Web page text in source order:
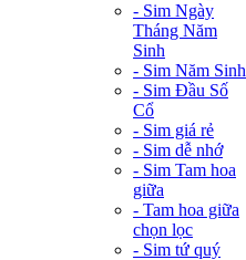
- Sim Ngày
Tháng Năm
Sinh
- Sim Năm Sinh
- Sim Đầu Số
Cổ
- Sim giá rẻ
- Sim dễ nhớ
- Sim Tam hoa
giữa
- Tam hoa giữa
chọn lọc
- Sim tứ quý